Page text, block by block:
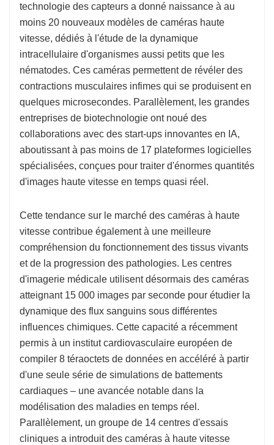
technologie des capteurs a donné naissance à au
moins 20 nouveaux modèles de caméras haute
vitesse, dédiés à l'étude de la dynamique
intracellulaire d'organismes aussi petits que les
nématodes. Ces caméras permettent de révéler des
contractions musculaires infimes qui se produisent en
quelques microsecondes. Parallèlement, les grandes
entreprises de biotechnologie ont noué des
collaborations avec des start-ups innovantes en IA,
aboutissant à pas moins de 17 plateformes logicielles
spécialisées, conçues pour traiter d'énormes quantités
d'images haute vitesse en temps quasi réel.
Cette tendance sur le marché des caméras à haute
vitesse contribue également à une meilleure
compréhension du fonctionnement des tissus vivants
et de la progression des pathologies. Les centres
d'imagerie médicale utilisent désormais des caméras
atteignant 15 000 images par seconde pour étudier la
dynamique des flux sanguins sous différentes
influences chimiques. Cette capacité a récemment
permis à un institut cardiovasculaire européen de
compiler 8 téraoctets de données en accéléré à partir
d'une seule série de simulations de battements
cardiaques – une avancée notable dans la
modélisation des maladies en temps réel.
Parallèlement, un groupe de 14 centres d'essais
cliniques a introduit des caméras à haute vitesse